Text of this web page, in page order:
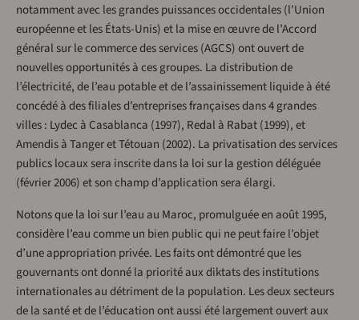
notamment avec les grandes puissances occidentales (l’Union
européenne et les États-Unis) et la mise en œuvre de l’Accord
général sur le commerce des services (AGCS) ont ouvert de
nouvelles opportunités à ces groupes. La distribution de
l’électricité, de l’eau potable et de l’assainissement liquide à été
concédé à des filiales d’entreprises françaises dans 4 grandes
villes : Lydec à Casablanca (1997), Redal à Rabat (1999), et
Amendis à Tanger et Tétouan (2002). La privatisation des services
publics locaux sera inscrite dans la loi sur la gestion déléguée
(février 2006) et son champ d’application sera élargi.
Notons que la loi sur l’eau au Maroc, promulguée en août 1995,
considère l’eau comme un bien public qui ne peut faire l’objet
d’une appropriation privée. Les faits ont démontré que les
gouvernants ont donné la priorité aux diktats des institutions
internationales au détriment de la population. Les deux secteurs
de la santé et de l’éducation ont aussi été largement ouvert aux